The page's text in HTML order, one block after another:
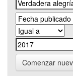
Comenzar